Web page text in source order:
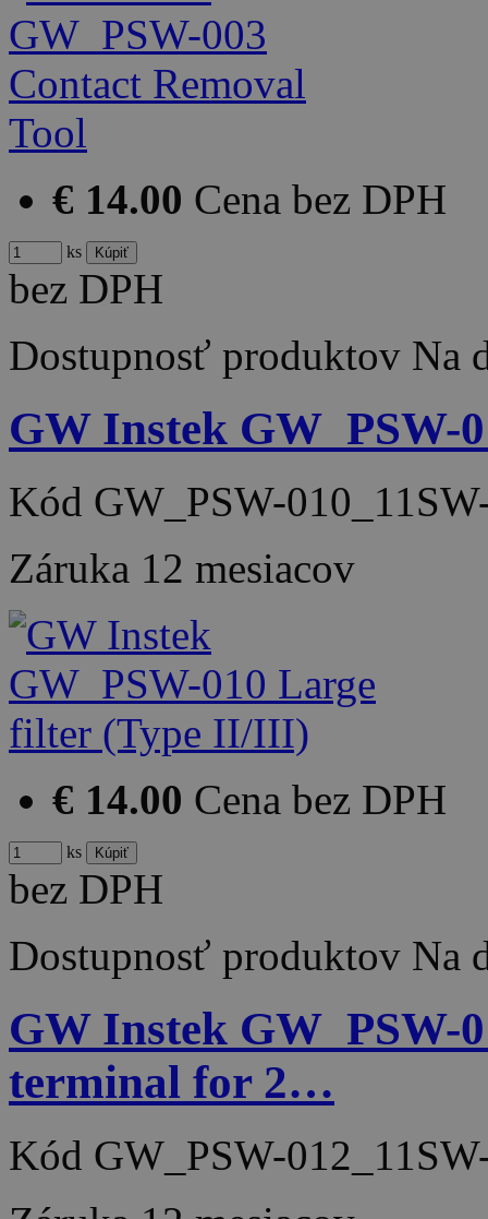
€ 14.00 Cena bez DPH
ks
bez DPH
Dostupnosť produktov Na
GW Instek
Kód GW_PSW-
Záruka 12 mesiacov
€ 14.00 Cena bez DPH
ks
bez DPH
Dostupnosť produktov Na
GW Instek GW_PSW-
terminal for 2…
Kód GW_PSW-